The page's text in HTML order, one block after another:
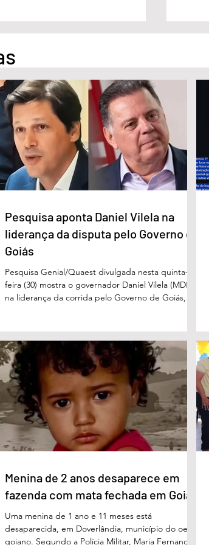
aponta Daniel Vilela
liderança da disputa pelo
de Goiás
por
Pesquisa aponta Daniel Vilela na
liderança da disputa pelo Governo de
Goiás
Pesquisa Genial/Quaest divulgada nesta quinta-
feira (30) mostra o governador Daniel Vilela (MDB)
na liderança da corrida pelo Governo de Goiás,
turno, Daniel Vilela aparece com 37% das intenções
de voto, seguido pelo ex-governador Marconi
Perillo (PSDB), com 21%. Em seguida estão Wilder
Morais (PL), com 11%, Luis Cesar Bueno (PT), com
3%, e
Menina de 2 anos desaparece em
fazenda com mata fechada em Goiás
Uma menina de 1 ano e 11 meses está
desaparecida, em Doverlândia, município do oeste
goiano. Segundo a Polícia Militar, Maria Fernanda